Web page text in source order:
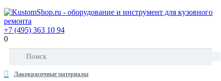
+7 (495) 363 10 94
0
Лакокрасочные материалы